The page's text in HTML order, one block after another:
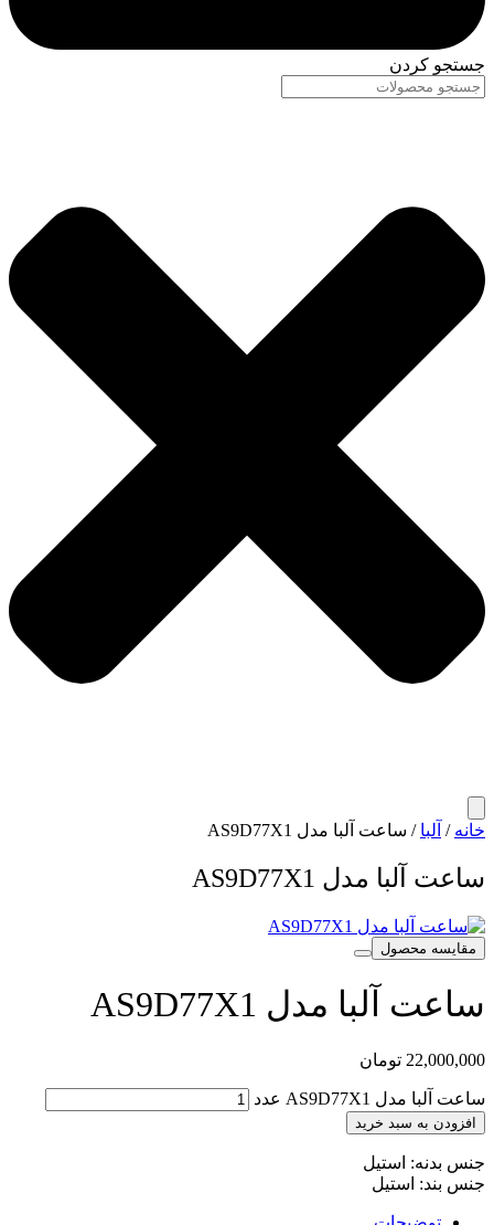
جستجو کردن
خانه / آلبا / ساعت آلبا مدل AS9D77X1
ساعت آلبا مدل AS9D77X1
مقایسه محصول
ساعت آلبا مدل AS9D77X1
22,000,000 تومان
ساعت آلبا مدل AS9D77X1 عدد
افزودن به سبد خرید
جنس بدنه: استیل
جنس بند: استیل